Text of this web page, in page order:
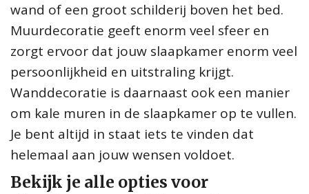
wand of een groot schilderij boven het bed.
Muurdecoratie geeft enorm veel sfeer en
zorgt ervoor dat jouw slaapkamer enorm veel
persoonlijkheid en uitstraling krijgt.
Wanddecoratie is daarnaast ook een manier
om kale muren in de slaapkamer op te vullen.
Je bent altijd in staat iets te vinden dat
helemaal aan jouw wensen voldoet.
Bekijk je alle opties voor